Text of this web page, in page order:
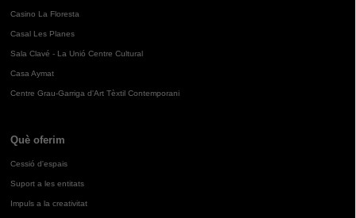
Casino La Floresta
Casal Les Planes
Sala Clavé - La Unió Centre Cultural
Casa Aymat
Centre Grau-Garriga d'Art Tèxtil Contemporani
Què oferim
Cessió d'espais
Suport a les entitats
Impuls a la creativitat